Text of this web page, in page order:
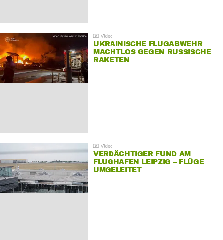
UKRAINISCHE FLUGABWEHR
MACHTLOS GEGEN RUSSISCHE
RAKETEN
VERDÄCHTIGER FUND AM
FLUGHAFEN LEIPZIG – FLÜGE
UMGELEITET